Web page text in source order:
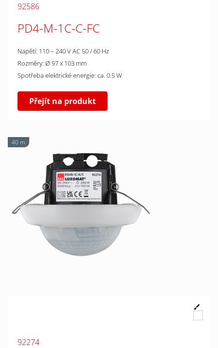
92586
PD4-M-1C-C-FC
Napětí: 110 – 240 V AC 50 / 60 Hz
Rozměry: Ø 97 x 103 mm
Spotřeba elektrické energie: ca. 0.5 W
Přejít na produkt
40 m
92274